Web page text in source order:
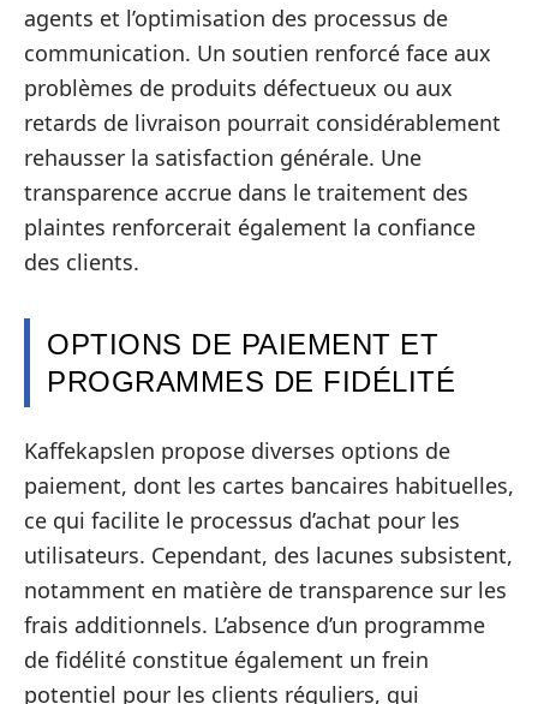
agents et l’optimisation des processus de
communication. Un soutien renforcé face aux
problèmes de produits défectueux ou aux
retards de livraison pourrait considérablement
rehausser la satisfaction générale. Une
transparence accrue dans le traitement des
plaintes renforcerait également la confiance
des clients.
OPTIONS DE PAIEMENT ET
PROGRAMMES DE FIDÉLITÉ
Kaffekapslen propose diverses options de
paiement, dont les cartes bancaires habituelles,
ce qui facilite le processus d’achat pour les
utilisateurs. Cependant, des lacunes subsistent,
notamment en matière de transparence sur les
frais additionnels. L’absence d’un programme
de fidélité constitue également un frein
potentiel pour les clients réguliers, qui